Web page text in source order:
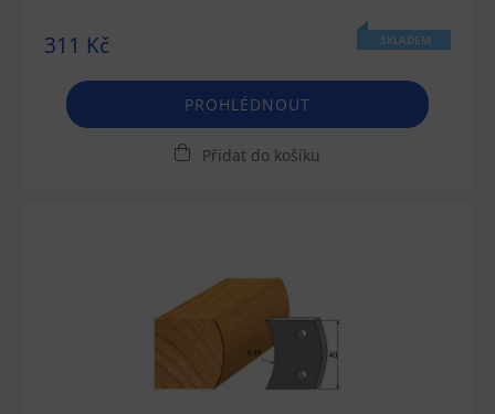
311 Kč SKLADEM
PROHLÉDNOUT
Přidat do košíku